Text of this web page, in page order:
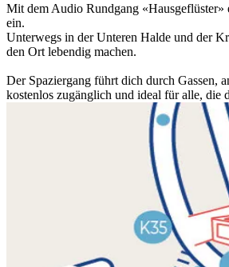
Mit dem Audio Rundgang «Hausgeflüster»
ein.
Unterwegs in der Unteren Halde und der
den Ort lebendig machen.
Der Spaziergang führt dich durch Gassen,
kostenlos zugänglich und ideal für alle, die